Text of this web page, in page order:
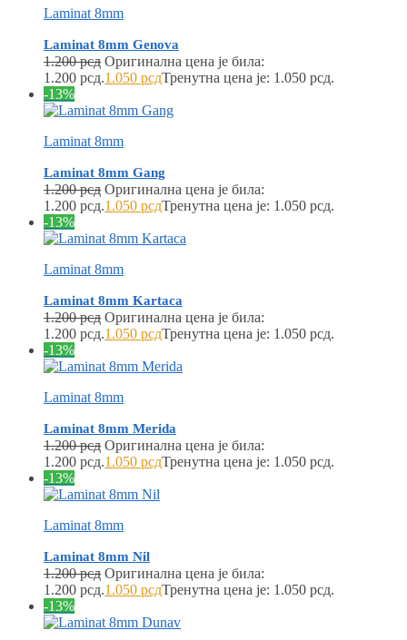
Laminat 8mm
Laminat 8mm Genova
1.200рсд Оригинална цена је била:
1.200 рсд.1.050 рсдТренутна цена је: 1.050 рсд.
-13%
Laminat 8mm
Laminat 8mm Gang
1.200рсд Оригинална цена је била:
1.200 рсд.1.050 рсдТренутна цена је: 1.050 рсд.
-13%
Laminat 8mm
Laminat 8mm Kartaca
1.200рсд Оригинална цена је била:
1.200 рсд.1.050 рсдТренутна цена је: 1.050 рсд.
-13%
Laminat 8mm
Laminat 8mm Merida
1.200рсд Оригинална цена је била:
1.200 рсд.1.050 рсдТренутна цена је: 1.050 рсд.
-13%
Laminat 8mm
Laminat 8mm Nil
1.200рсд Оригинална цена је била:
1.200 рсд.1.050 рсдТренутна цена је: 1.050 рсд.
-13%